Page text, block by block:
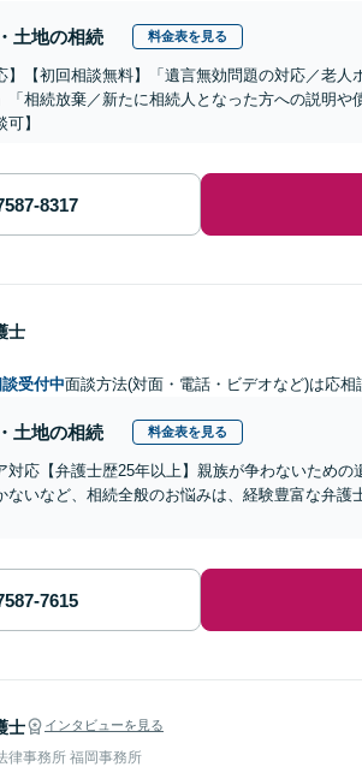
土地の相続 料金表を見る
】【初回相談無料】「遺言無効問題の対応／老
「相続放棄／新たに相続人となった方への説明や
】
士
受付中面談方法(対面・電話・ビデオなど)は応相
土地の相続 料金表を見る
対応【弁護士歴25年以上】親族が争わないため
ないなど、相続全般のお悩みは、経験豊富な弁
士 インタビューを見る
律事務所 福岡事務所